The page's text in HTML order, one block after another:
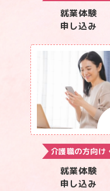
就業体験
申し込み
介護職の方向け
就業体験
申し込み